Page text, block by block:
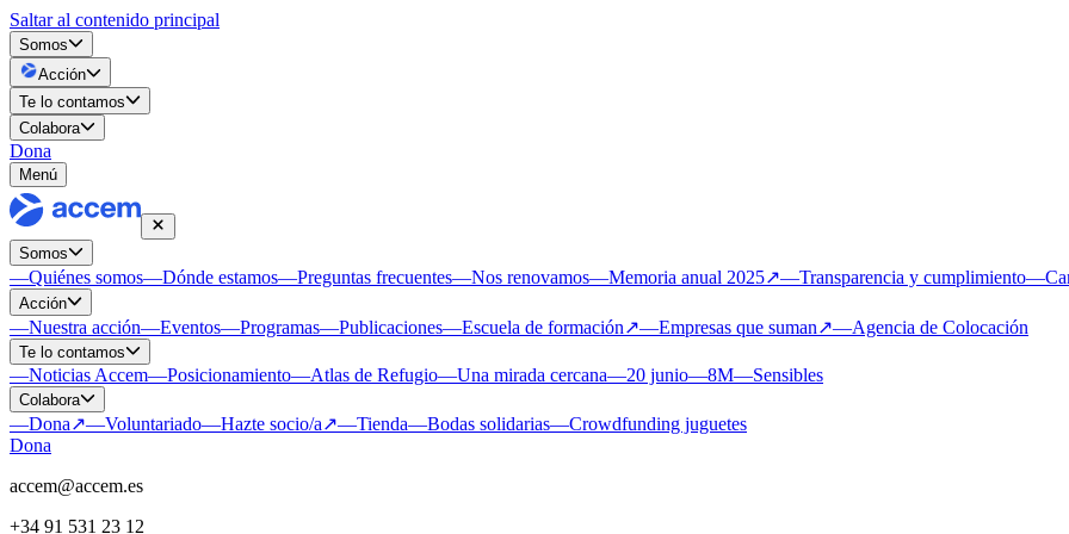
Saltar al contenido principal
Somos
Acción
Te lo contamos
Colabora
Dona
Menú
Somos
—Quiénes somos—Dónde estamos—Preguntas frecuentes—Nos renovamos—Memoria anual 2025↗—Transparencia y cumplimiento—
Acción
—Nuestra acción—Eventos—Programas—Publicaciones—Escuela de formación↗—Empresas que suman↗—Agencia de Colocación
Te lo contamos
—Noticias Accem—Posicionamiento—Atlas de Refugio—Una mirada cercana—20 junio—8M—Sensibles
Colabora
—Dona↗—Voluntariado—Hazte socio/a↗—Tienda—Bodas solidarias—Crowdfunding juguetes
Dona
accem@accem.es
+34 91 531 23 12